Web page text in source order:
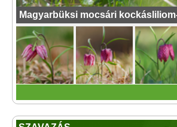
Magyarbüksi mocsári